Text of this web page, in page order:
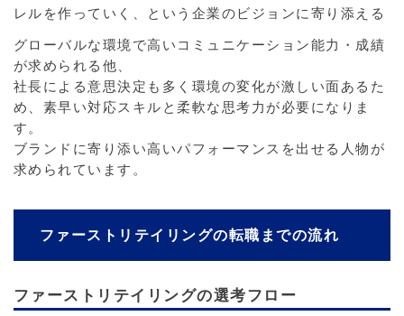
レルを作っていく、という企業のビジョンに寄り添える
グローバルな環境で高いコミュニケーション能力・成績
が求められる他、
社長による意思決定も多く環境の変化が激しい面あるた
め、素早い対応スキルと柔軟な思考力が必要になりま
す。
ブランドに寄り添い高いパフォーマンスを出せる人物が
求められています。
ファーストリテイリングの転職までの流れ
ファーストリテイリングの選考フロー